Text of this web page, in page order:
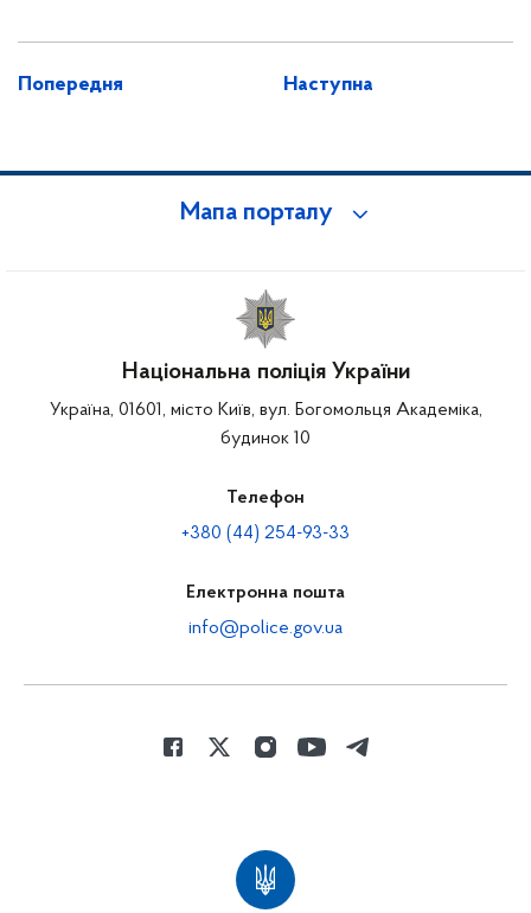
Попередня Наступна
Мапа порталу
Національна поліція України
Україна, 01601, місто Київ, вул. Богомольця Академіка,
будинок 10
Телефон
+380 (44) 254-93-33
Електронна пошта
info@police.gov.ua